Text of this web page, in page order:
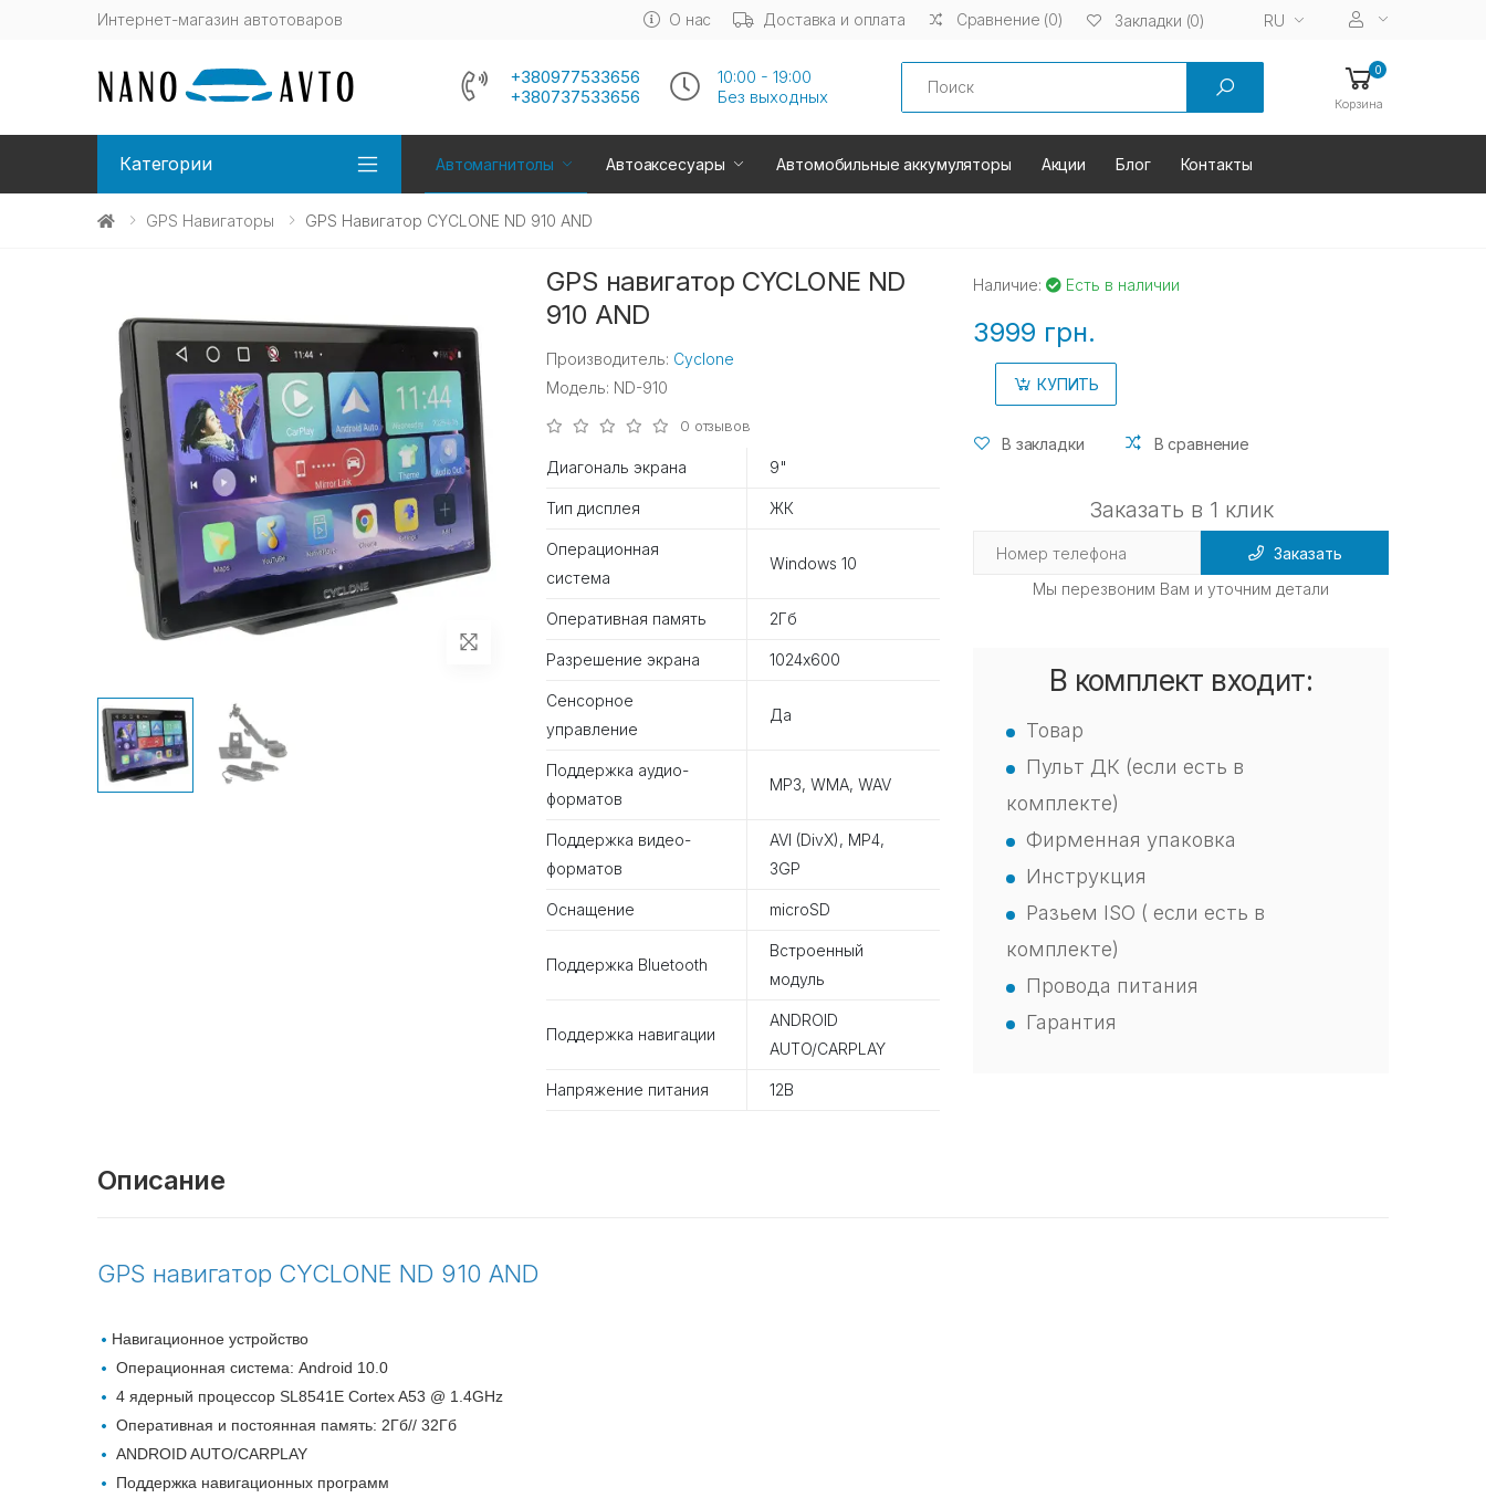
Интернет-магазин автотоваров О нас Доставка и оплата Сравнение (0) Закладки (0) RU
+380977533656
+380737533656
10:00 - 19:00
Без выходных
Search 0
Корзина
Категории Автомагнитолы Автоаксесуары Автомобильные аккумуляторы Акции Блог Контакты
GPS Навигаторы GPS Навигатор CYCLONE ND 910 AND
GPS навигатор CYCLONE ND
910 AND
Производитель: Cyclone
Модель: ND-910
0 отзывов
Диагональ экрана 9"
Тип дисплея ЖК
Операционная
система
Windows 10
Оперативная память 2Гб
Разрешение экрана 1024х600
Сенсорное
управление
Да
Поддержка аудио-
форматов
MP3, WMA, WAV
Поддержка видео-
форматов
AVI (DivX), MP4,
3GP
Оснащение microSD
Поддержка Bluetooth
Встроенный
модуль
Поддержка навигации
ANDROID
AUTO/CARPLAY
Напряжение питания 12В
Наличие: Есть в наличии
3999 грн.
КУПИТЬ
В закладки В сравнение
Заказать в 1 клик
Заказать
Мы перезвоним Вам и уточним детали
В комплект входит:
Товар
Пульт ДК (если есть в
комплекте)
Фирменная упаковка
Инструкция
Разьем ISO ( если есть в
комплекте)
Провода питания
Гарантия
Описание
GPS навигатор CYCLONE ND 910 AND
Навигационное устройство
Операционная система: Android 10.0
4 ядерный процессор SL8541E Cortex A53 @ 1.4GHz
Оперативная и постоянная память: 2Гб// 32Гб
ANDROID AUTO/CARPLAY
Поддержка навигационных программ